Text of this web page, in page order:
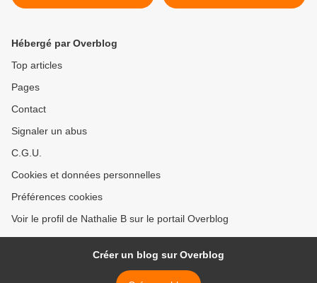
des Enfants ... >
Hébergé par Overblog
Top articles
Pages
Contact
Signaler un abus
C.G.U.
Cookies et données personnelles
Préférences cookies
Voir le profil de Nathalie B sur le portail Overblog
Créer un blog sur Overblog